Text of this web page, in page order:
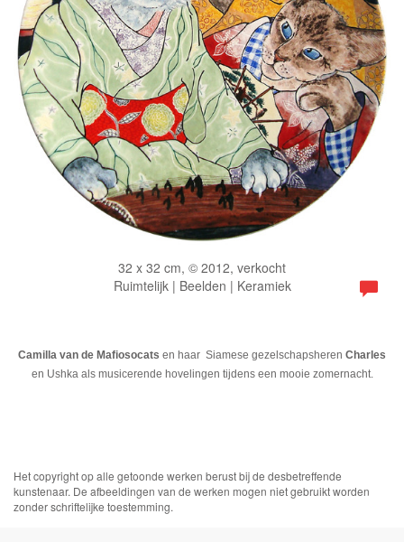
32 x 32 cm, © 2012, verkocht
Ruimtelijk | Beelden | Keramiek
Camilla van de Mafiosocats en haar Siamese gezelschapsheren Charles
en Ushka als musicerende hovelingen tijdens een mooie zomernacht.
Het copyright op alle getoonde werken berust bij de desbetreffende
kunstenaar. De afbeeldingen van de werken mogen niet gebruikt worden
zonder schriftelijke toestemming.